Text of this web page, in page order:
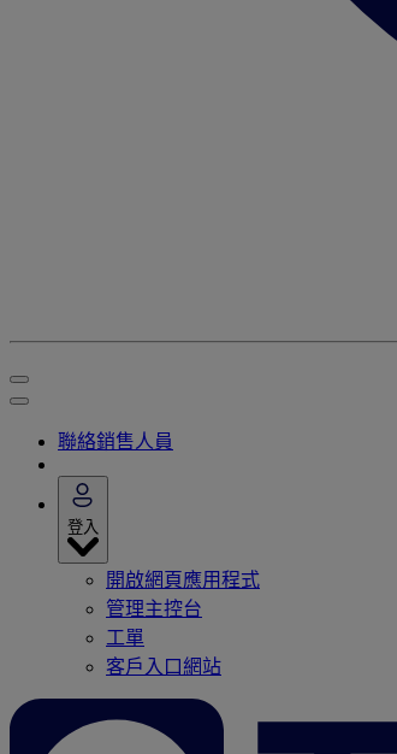
聯絡銷售人員
登入
開啟網頁應用程式
管理主控台
工單
客戶入口網站